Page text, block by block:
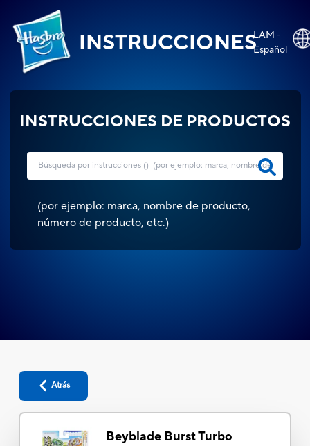
INSTRUCCIONESLAM -
Español
INSTRUCCIONES DE PRODUCTOS
(por ejemplo: marca, nombre de producto,
número de producto, etc.)
Atrás
Beyblade Burst Turbo